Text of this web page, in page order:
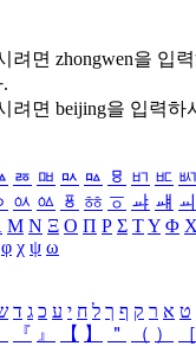
려면 zhongwen을 입
려면 beijing을 입력하
ㅭ ㅮ ㅯ ㅰ ㅱ ㅲ ㅳ ㅴ
ㆂ ㆃ ㆄ ㆅ ㆆ ㆇ ㆈ ㆉ
Μ Ν Ξ Ο Π Ρ Σ ΤΥ Φ
φ χ ψ ω
ט א ר ק ף ך ל ח י ע כ ג ד
『 』 【 】 ＂ （ ） ［